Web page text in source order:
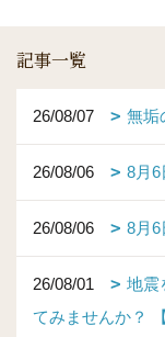
記事一覧
26/08/07 無垢
26/08/06 8月
26/08/06 8月
26/08/01
地震
てみませんか？